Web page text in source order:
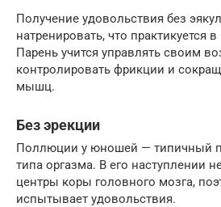
Получение удовольствия без
натренировать, что практикуется
Парень учится управлять своим
контролировать фрикции и
мышц.
Без эрекции
Поллюции у юношей — типичный
типа оргазма. В его наступлении
центры коры головного мозга,
испытывает удовольствия.